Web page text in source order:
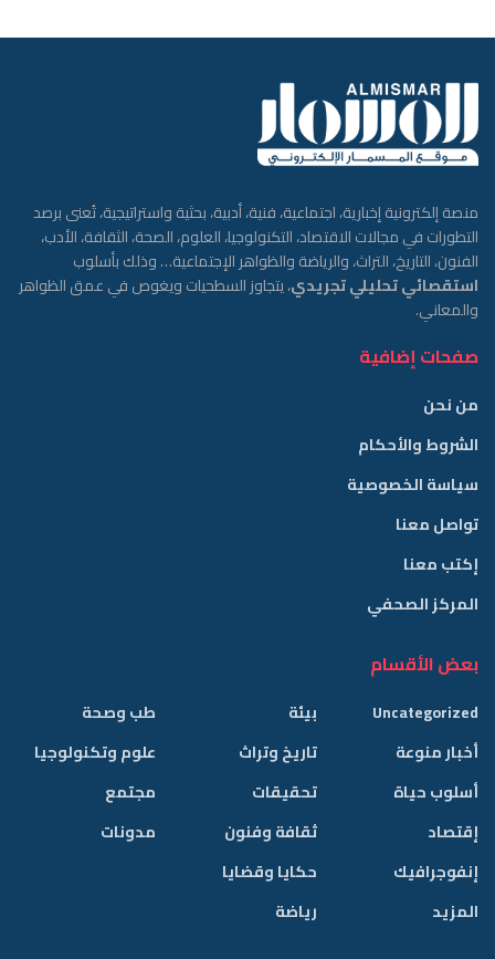
منصة إلكترونية إخبارية، اجتماعية، فنية، أدبية، بحثية واستراتيجية، تُعنى برصد
التطورات في مجالات الاقتصاد، التكنولوجيا، العلوم، الصحة، الثقافة، الأدب،
الفنون، التاريخ، التراث، والرياضة والظواهر الإجتماعية… وذلك بأسلوب
استقصائي تحليلي تجريدي، يتجاوز السطحيات ويغوص في عمق الظواهر
والمعاني.
صفحات إضافية
من نحن
الشروط والأحكام
سياسة الخصوصية
تواصل معنا
إكتب معنا
المركز الصحفي
بعض الأقسام
Uncategorized
أخبار منوعة
أسلوب حياة
إقتصاد
إنفوجرافيك
المزيد
بيئة
تاريخ وتراث
تحقيقات
ثقافة وفنون
حكايا وقضايا
رياضة
طب وصحة
علوم وتكنولوجيا
مجتمع
مدونات